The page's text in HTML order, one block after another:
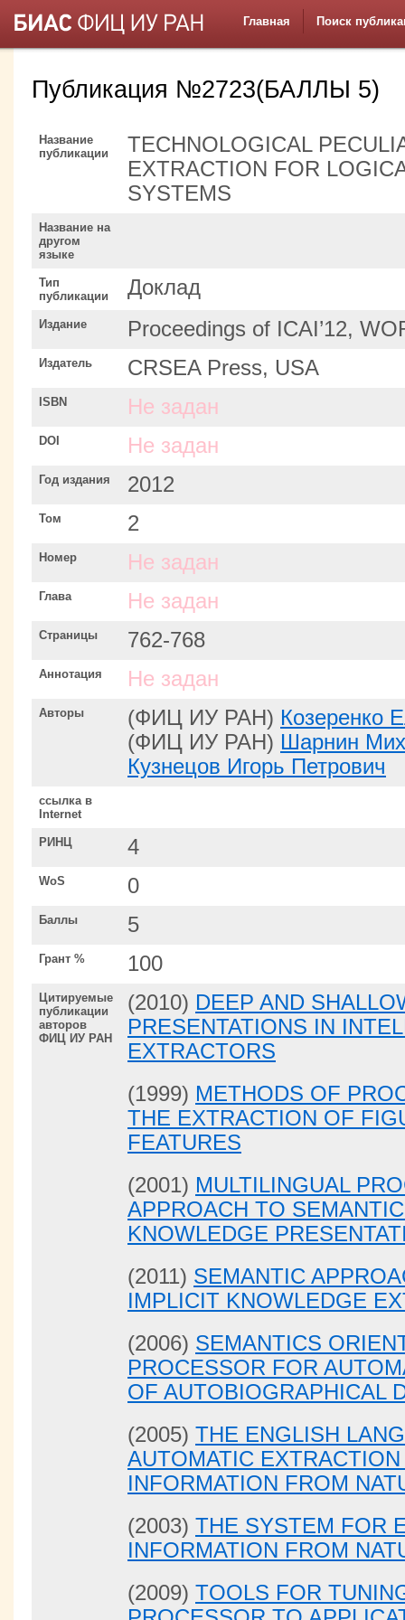
Главная Поиск
Публикация №2723(БАЛЛЫ 5)
Название
публикации
TECHNOLOGICAL
EXTRACTION FOR
SYSTEMS
Название на
другом
языке
Тип
публикации
Доклад
Издание Proceedings of ICAI’12,
Издатель CRSEA Press, USA
ISBN Не задан
DOI Не задан
Год издания 2012
Том 2
Номер Не задан
Глава Не задан
Страницы 762-768
Аннотация Не задан
Авторы (ФИЦ ИУ РАН) Козеренко
(ФИЦ ИУ РАН) Шарнин
Кузнецов Игорь Петрович
ссылка в
Internet
РИНЦ 4
WoS 0
Баллы 5
Грант % 100
Цитируемые
публикации
авторов
ФИЦ ИУ РАН
(2010) DEEP AND
PRESENTATIONS IN
EXTRACTORS
(1999) METHODS OF
THE EXTRACTION OF
FEATURES
(2001) MULTILINGUAL
APPROACH TO
KNOWLEDGE
(2011) SEMANTIC
IMPLICIT KNOWLEDGE
(2006) SEMANTICS
PROCESSOR FOR
OF AUTOBIOGRAPHICAL
(2005) THE ENGLISH
AUTOMATIC
INFORMATION FROM
(2003) THE SYSTEM FOR
INFORMATION FROM
(2009) TOOLS FOR